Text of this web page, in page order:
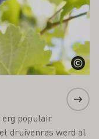
erg populair
druivenras werd al